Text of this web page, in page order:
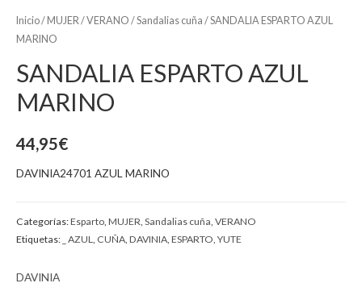
Inicio/ MUJER /VERANO /Sandalias cuña / SANDALIA ESPARTO AZUL
MARINO
SANDALIA ESPARTO AZUL
MARINO
44,95€
DAVINIA24701 AZUL MARINO
Categorías:Esparto MUJER Sandalias cuña VERANO
Etiquetas: _ AZUL CUÑA DAVINIA ESPARTO YUTE
DAVINIA